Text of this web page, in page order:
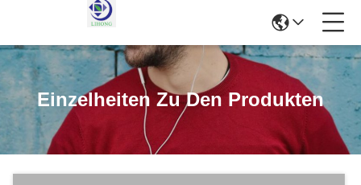
Einzelheiten Zu Den Produkten